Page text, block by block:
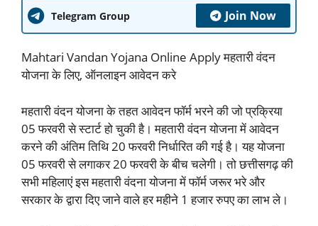
Telegram Group Join Now
Mahtari Vandan Yojana Online Apply महतारी वंदन
योजना के लिए, ऑनलाइन आवेदन करे
महतारी वंदन योजना के तहत आवेदन फॉर्म भरने की जो प्रक्रिया
05 फरवरी से स्टार्ट हो चुकी है। महतारी वंदन योजना में आवेदन
करने की अंतिम तिथि 20 फरवरी निर्धारित की गई है। यह योजना
05 फरवरी से लगाकर 20 फरवरी के बीच चलेगी। तो छत्तीसगढ़ की
सभी महिलाएं इस महतारी वंदना योजना में फॉर्म जरूर भरे और
सरकार के द्वारा दिए जाने वाले हर महीने 1 हजार रुपए का लाभ ले।